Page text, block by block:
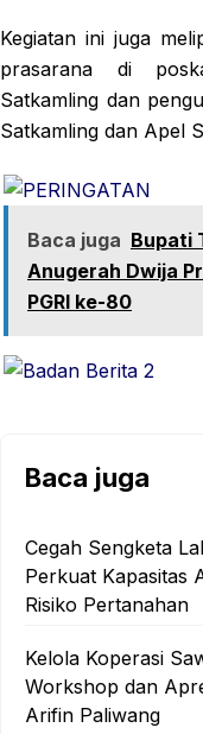
Kegiatan ini juga
prasarana di
Satkamling dan
Satkamling dan Apel
Baca juga Bupati
Anugerah Dwija
PGRI ke-80
Baca juga
Cegah Sengketa
Perkuat Kapasitas
Risiko Pertanahan
Kelola Koperasi
Workshop dan
Arifin Paliwang